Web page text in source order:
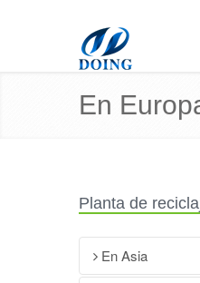
En
Planta de
En Asia